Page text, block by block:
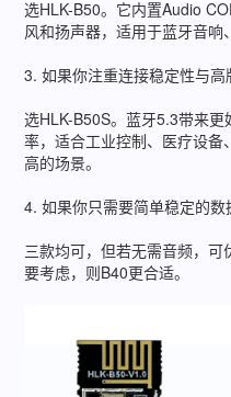
选HLK-B50。它内置Audio
风和扬声器，适用于蓝牙音响
3. 如果你注重连接稳定性与高
选HLK-B50S。蓝牙5.3带来
率，适合工业控制、医疗设
高的场景。
4. 如果你只需要简单稳定的数
三款均可，但若无需音频，
要考虑，则B40更合适。